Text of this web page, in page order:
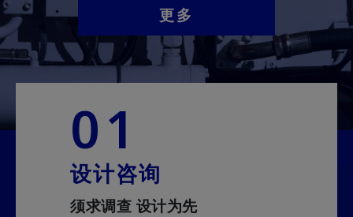
更多
01
设计咨询
须求调查 设计为先